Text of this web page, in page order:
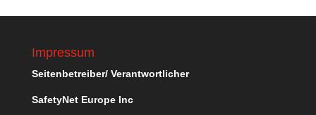
Impressum
Seitenbetreiber/ Verantwortlicher
SafetyNet Europe Inc